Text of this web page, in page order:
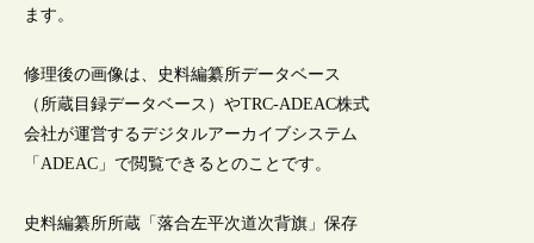
ます。
修理後の画像は、史料編纂所データベース
（所蔵目録データベース）やTRC-ADEAC株式
会社が運営するデジタルアーカイブシステム
「ADEAC」で閲覧できるとのことです。
史料編纂所所蔵「落合左平次道次背旗」保存